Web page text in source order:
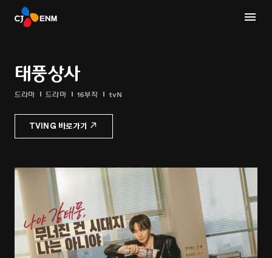
태풍상사
드라마 드라마 16부작 tvN
TVING 바로가기